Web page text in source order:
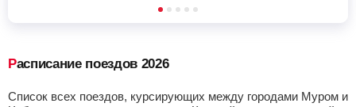
Расписание поездов 2026
Список всех поездов, курсирующих между городами Муром и